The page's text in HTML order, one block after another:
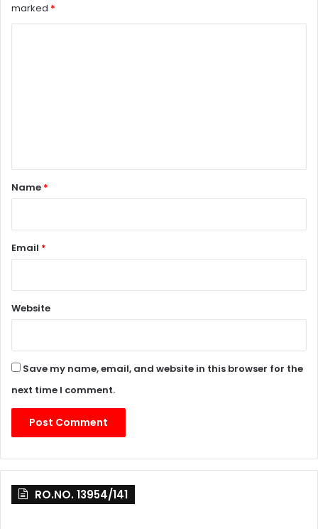
marked *
*
Name *
Email *
Website
Save my name, email, and website in this browser for the
next time I comment.
RO.NO. 13954/141